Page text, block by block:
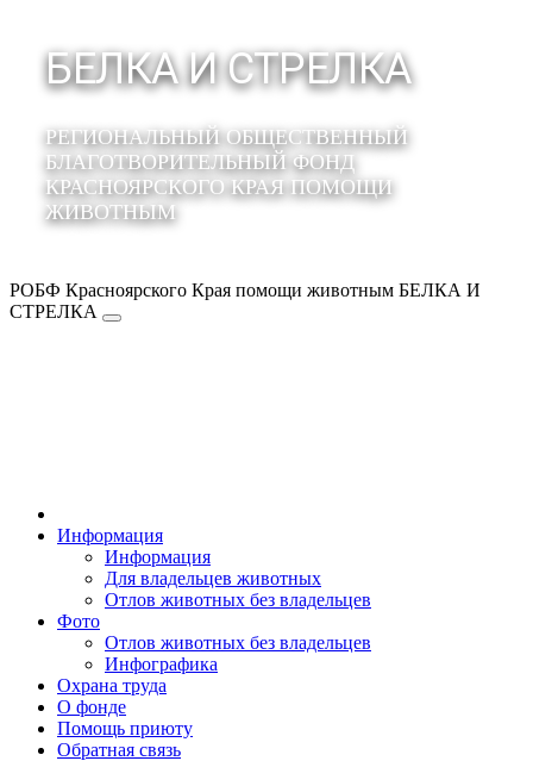
БЕЛКА И СТРЕЛКА
РЕГИОНАЛЬНЫЙ ОБЩЕСТВЕННЫЙ
БЛАГОТВОРИТЕЛЬНЫЙ ФОНД
КРАСНОЯРСКОГО КРАЯ ПОМОЩИ
ЖИВОТНЫМ
РОБФ Красноярского Края помощи животным БЕЛКА И
СТРЕЛКА
Информация
Информация
Для владельцев животных
Отлов животных без владельцев
Фото
Отлов животных без владельцев
Инфографика
Охрана труда
О фонде
Помощь приюту
Обратная связь